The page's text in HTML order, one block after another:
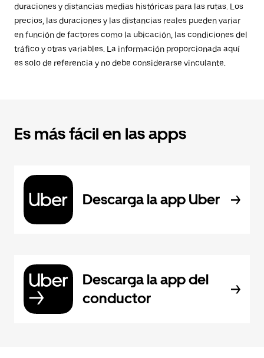
duraciones y distancias medias históricas para las rutas. Los
precios, las duraciones y las distancias reales pueden variar
en función de factores como la ubicación, las condiciones del
tráfico y otras variables. La información proporcionada aquí
es solo de referencia y no debe considerarse vinculante.
Es más fácil en las apps
Descarga la app Uber
Descarga la app del
conductor